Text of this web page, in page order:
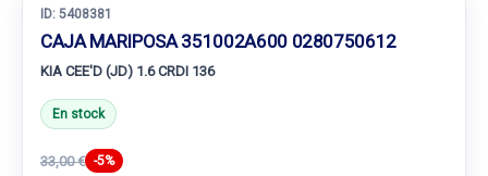
ID: 5408381
CAJA MARIPOSA 351002A600 0280750612
KIA CEE'D (JD) 1.6 CRDI 136
En stock
33,00 € -5%